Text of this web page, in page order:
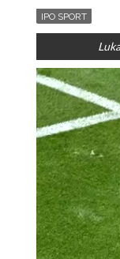
IPO SPORT